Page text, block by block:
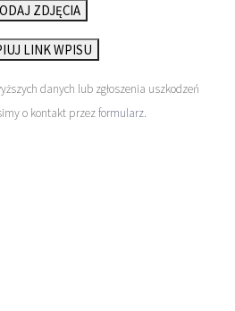
ZDJĘCIA
LINK WPISU
danych lub zgłoszenia uszkodzeń
o kontakt przezformularz.